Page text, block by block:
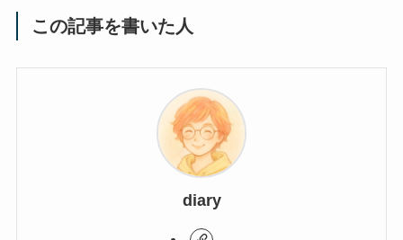
この記事を書いた人
diary